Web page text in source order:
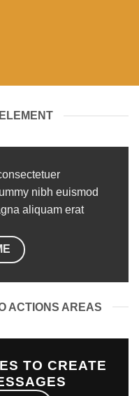
nibh euismod
aliquam erat
ACTIONS AREAS
TO CREATE